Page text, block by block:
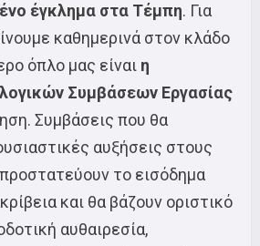
έγκλημα στα Τέμπη. Για
καθημερινά στον κλάδο
όπλο μας είναι η
Συμβάσεων Εργασίας
Συμβάσεις που θα
αυξήσεις στους
το εισόδημα
και θα βάζουν οριστικό
αυθαιρεσία,